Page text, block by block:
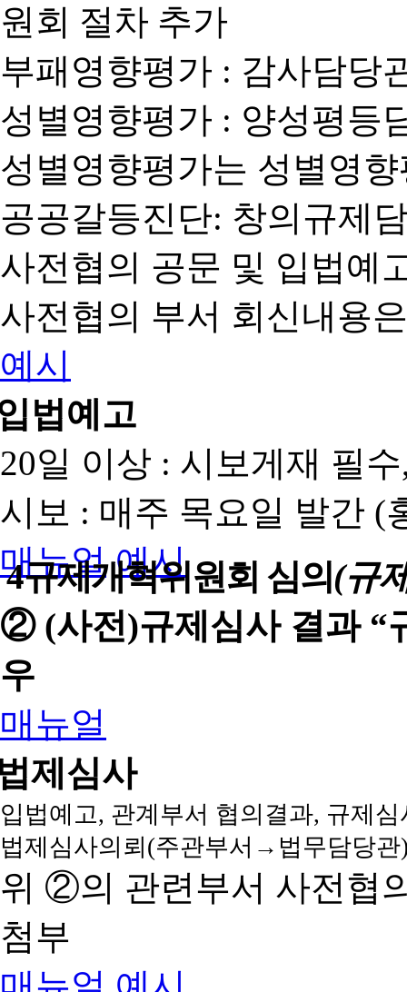
원회 절차 추가
부패영향평가 : 감사담당
성별영향평가 : 양성평등
성별영향평가는 성별영
공공갈등진단: 창의규제
사전협의 공문 및 입법예
사전협의 부서 회신내용
예시
법예고
20일 이상 : 시보게재 필
시보 : 매주 목요일 발간 (
매뉴얼 예시
4규제개혁위원회 심의(규
② (사전)규제심사 결과 “
우
매뉴얼
제심사
입법예고, 관계부서 협의결과, 규제
법제심사의뢰(주관부서→법무담당
위 ②의 관련부서 사전협
첨부